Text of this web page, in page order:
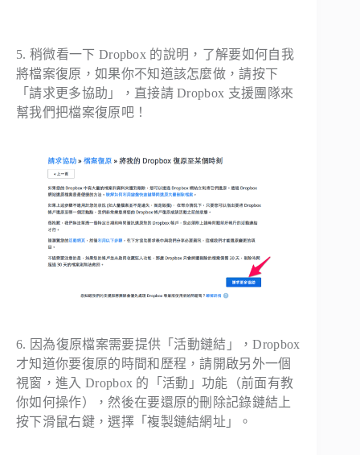
5. 稍微看一下 Dropbox 的說明，了解要如何自我
將檔案復原，如果你不知道該怎麼做，請按下
「請求更多協助」，直接請 Dropbox 支援團隊來
幫我們把檔案復原吧！
6. 因為復原檔案需要提供「活動鏈結」，Dropbox
才知道你要復原的時間和歷程，請開啟另外一個
視窗，進入 Dropbox 的「活動」功能（前面有教
你如何操作），然後在要還原的刪除記錄鏈結上
按下滑鼠右鍵，選擇「複製鏈結網址」。